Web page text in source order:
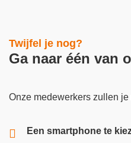
Twijfel je nog?
Ga naar één van
Onze medewerkers zullen
Een smartphone te